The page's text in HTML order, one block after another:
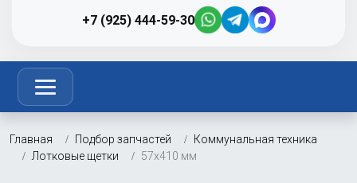
+7 (925) 444-59-30
Главная Подбор запчастей
Коммунальная техника
Лотковые щетки
57х410 мм